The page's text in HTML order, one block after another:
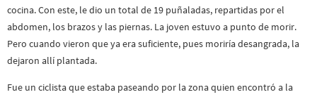
cocina. Con este, le dio un total de 19 puñaladas, repartidas por el
abdomen, los brazos y las piernas. La joven estuvo a punto de morir.
Pero cuando vieron que ya era suficiente, pues moriría desangrada, la
dejaron allí plantada.
Fue un ciclista que estaba paseando por la zona quien encontró a la